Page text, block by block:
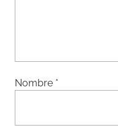
Nombre *